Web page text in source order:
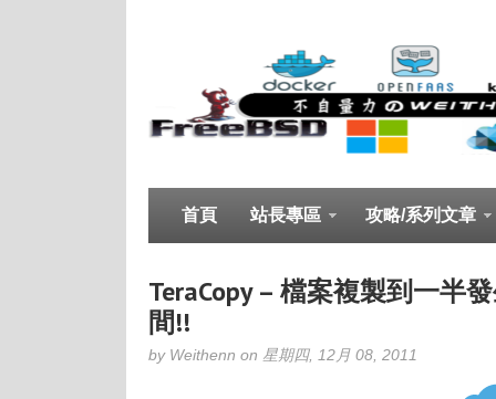
首頁 站長專區 攻略/系列文章
TeraCopy – 檔案複製到一半
間!!
by Weithenn on 星期四, 12月 08, 2011